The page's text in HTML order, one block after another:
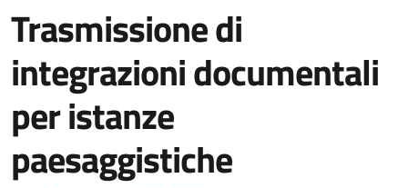
Trasmissione di
integrazioni documentali
per istanze
paesaggistiche